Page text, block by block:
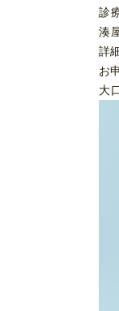
診
湊
詳
お
大